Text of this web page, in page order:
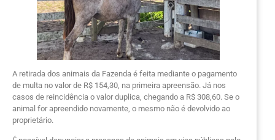
A retirada dos animais da Fazenda é feita mediante o pagamento
de multa no valor de R$ 154,30, na primeira apreensão. Já nos
casos de reincidência o valor duplica, chegando a R$ 308,60. Se o
animal for apreendido novamente, o mesmo não é devolvido ao
proprietário.